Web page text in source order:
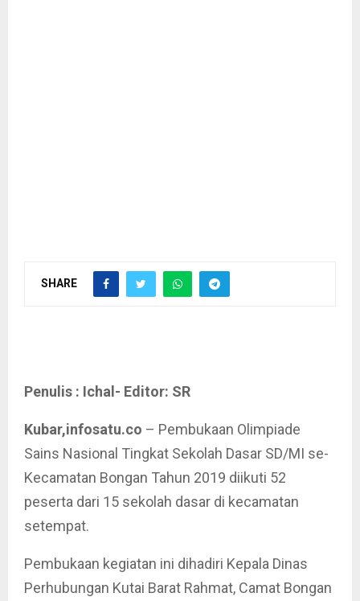
SHARE
Penulis : Ichal- Editor: SR
Kubar,infosatu.co – Pembukaan Olimpiade
Sains Nasional Tingkat Sekolah Dasar SD/MI se-
Kecamatan Bongan Tahun 2019 diikuti 52
peserta dari 15 sekolah dasar di kecamatan
setempat.
Pembukaan kegiatan ini dihadiri Kepala Dinas
Perhubungan Kutai Barat Rahmat, Camat Bongan